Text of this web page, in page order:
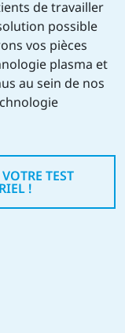
de travailler
possible
vos pièces
plasma et
au sein de nos
TEST
!